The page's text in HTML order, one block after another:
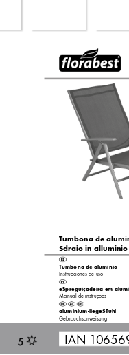
IAN 1
Tumbona de
Sdraio in alluminio
Tumbona de aluminio
Instrucciones de uso
eSpreguiçadeira em
Manual de instruções
aluminium-liegeSTuhl
Gebrauchsanweisung